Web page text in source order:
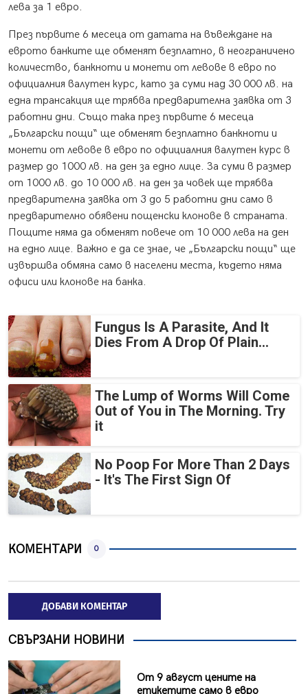
лева за 1 евро.
През първите 6 месеца от датата на въвеждане на
еврото банките ще обменят безплатно, в неограничено
количество, банкноти и монети от левове в евро по
официалния валутен курс, като за суми над 30 000 лв. на
една трансакция ще трябва предварителна заявка от 3
работни дни. Също така през първите 6 месеца
„Български пощи“ ще обменят безплатно банкноти и
монети от левове в евро по официалния валутен курс в
размер до 1000 лв. на ден за едно лице. За суми в размер
от 1000 лв. до 10 000 лв. на ден за човек ще трябва
предварителна заявка от 3 до 5 работни дни само в
предварително обявени пощенски клонове в страната.
Пощите няма да обменят повече от 10 000 лева на ден
на едно лице. Важно е да се знае, че „Български пощи“ ще
извършва обмяна само в населени места, където няма
офиси или клонове на банка.
Fungus Is A Parasite, And It
Dies From A Drop Of Plain...
The Lump of Worms Will Come
Out of You in The Morning. Try
it
No Poop For More Than 2 Days
- It's The First Sign Of
КОМЕНТАРИ 0
ДОБАВИ КОМЕНТАР
СВЪРЗАНИ НОВИНИ
От 9 август цените на
етикетите само в евро